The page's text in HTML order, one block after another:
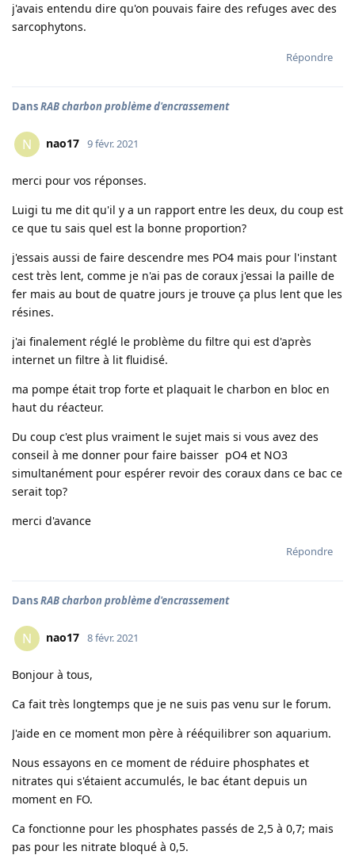
j'avais entendu dire qu'on pouvais faire des refuges avec des
sarcophytons.
Répondre
DansRAB charbon problème d'encrassement
N nao17 9 févr. 2021
merci pour vos réponses.
Luigi tu me dit qu'il y a un rapport entre les deux, du coup est
ce que tu sais quel est la bonne proportion?
j'essais aussi de faire descendre mes PO4 mais pour l'instant
cest très lent, comme je n'ai pas de coraux j'essai la paille de
fer mais au bout de quatre jours je trouve ça plus lent que les
résines.
j'ai finalement réglé le problème du filtre qui est d'après
internet un filtre à lit fluidisé.
ma pompe était trop forte et plaquait le charbon en bloc en
haut du réacteur.
Du coup c'est plus vraiment le sujet mais si vous avez des
conseil à me donner pour faire baisser pO4 et NO3
simultanément pour espérer revoir des coraux dans ce bac ce
serait top?
merci d'avance
Répondre
DansRAB charbon problème d'encrassement
N nao17 8 févr. 2021
Bonjour à tous,
Ca fait très longtemps que je ne suis pas venu sur le forum.
J'aide en ce moment mon père à rééquilibrer son aquarium.
Nous essayons en ce moment de réduire phosphates et
nitrates qui s'étaient accumulés, le bac étant depuis un
moment en FO.
Ca fonctionne pour les phosphates passés de 2,5 à 0,7; mais
pas pour les nitrate bloqué à 0,5.